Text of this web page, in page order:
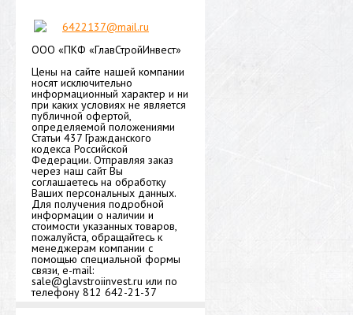
6422137@mail.ru
ООО «ПКФ «ГлавСтройИнвест»
Цены на сайте нашей компании
носят исключительно
информационный характер и ни
при каких условиях не является
публичной офертой,
определяемой положениями
Статьи 437 Гражданского
кодекса Российской
Федерации. Отправляя заказ
через наш сайт Вы
соглашаетесь на обработку
Ваших персональных данных.
Для получения подробной
информации о наличии и
стоимости указанных товаров,
пожалуйста, обращайтесь к
менеджерам компании с
помощью специальной формы
связи, e-mail:
sale@glavstroiinvest.ru или по
телефону 812 642-21-37